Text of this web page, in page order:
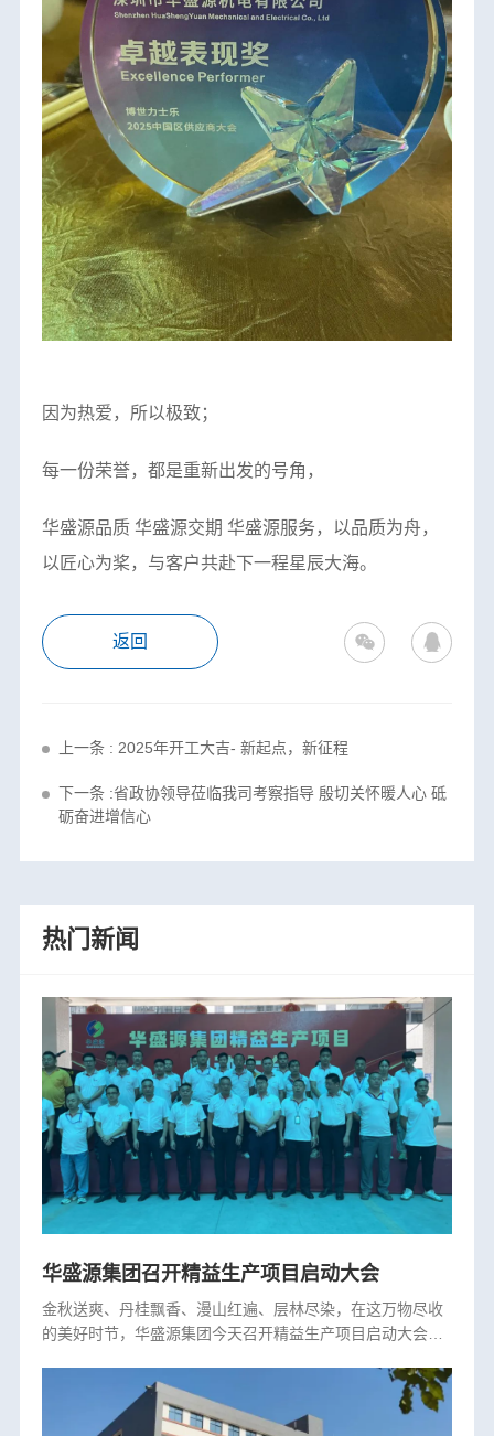
因为热爱，所以极致；
每一份荣誉，都是重新出发的号角，
华盛源品质 华盛源交期 华盛源服务，以品质为舟，
以匠心为桨，与客户共赴下一程星辰大海。
返回
上一条 : 2025年开工大吉- 新起点，新征程
下一条 :省政协领导莅临我司考察指导 殷切关怀暖人心 砥
砺奋进增信心
热门新闻
华盛源集团召开精益生产项目启动大会
金秋送爽、丹桂飘香、漫山红遍、层林尽染，在这万物尽收
的美好时节，华盛源集团今天召开精益生产项目启动大会，
工在惠州华盛源厂房中庭举行隆重的启动仪式。···